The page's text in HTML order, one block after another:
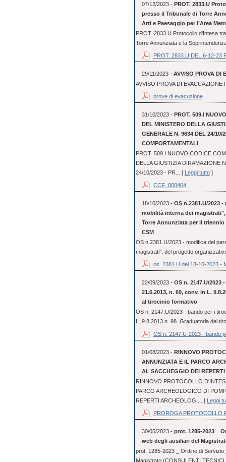
07/12/2023 - PROT. 2833.U
presso il Tribunale di Torre
Arti e Paesaggio per l’Area
PROT. 2833.U Protocollo d'Intesa
Torre Annunziata e la
PROT. 2833.U DEL 6-12-23
29/11/2023 - AVVISO PROVA DI
AVVISO PROVA DI
prove di evacuzione
31/10/2023 - PROT. 509.I
DEL MINISTERO DELLA
GENERALE N. 9634 DEL 24/10/
COMPORTAMENTALI
PROT. 509.I NUOVO CODICE
DELLA GIUSTIZIA DIRAMAZIONE
24/10/2023 - PR... [ Leggi tutto]
CCF_000404
18/10/2023 - OS n.2381.U/2023
mobilità interna dei
Torre Annunziata per il triennio
CSM
OS n.2381.U/2023 - modifica del
magistrati", del progetto
os. 2381.U del 18-10-2023 -
22/09/2023 - OS n. 2147.U/
21.6.2013, n. 69, conv. in L.
al tirocinio formativo
OS n. 2147.U/2023 - bando per i
L. 9.8.2013 n. 98. Graduatoria dei
OS n. 2147.U-2023 - bando
01/08/2023 - RINNOVO
ANNUNZIATA E IL PARCO
AL SACCHEGGIO DEI
RINNOVO PROTOCOLLO
PARCO ARCHEOLOGICO DI
REPERTI ARCHEOLOGI... [ Leggi
PROROGA PROTOCOLLO
30/05/2023 - prot. 1285-2023 _
web degli ausiliari del
prot. 1285-2023 _ Ordine di
Magistrato (CONSULENTI TECNICI